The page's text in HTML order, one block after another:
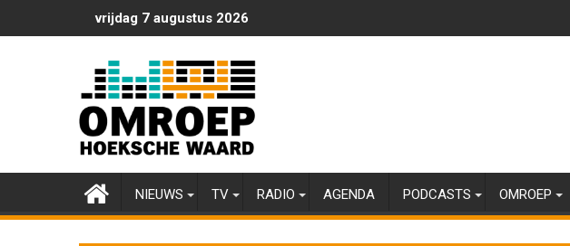
naar
vrijdag 7 augustus 2026
NIEUWS TV RADIO AGENDA PODCASTS OMROEP